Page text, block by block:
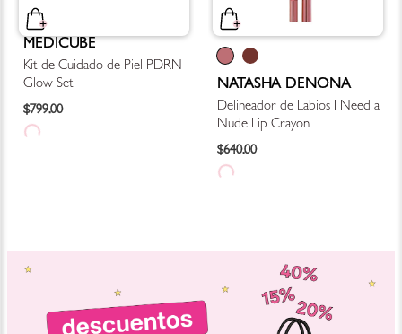
MEDICUBE
Kit de Cuidado de Piel PDRN
Glow Set
$799.00
NATASHA DENONA
Delineador de Labios I Need a
Nude Lip Crayon
$640.00